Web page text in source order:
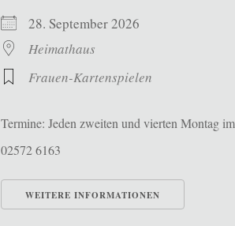
28. September 2026
Heimathaus
Frauen-Kartenspielen
Termine: Jeden zweiten und vierten Montag
02572 6163
WEITERE INFORMATIONEN